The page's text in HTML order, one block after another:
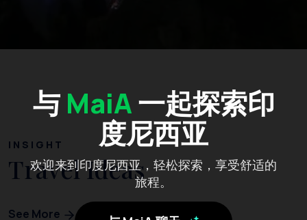
与 MaiA一起探索印
度尼西亚
欢迎来到印度尼西亚，轻松探索，享受舒适的
旅程。
INSIGHT
Travel Ideas
See More